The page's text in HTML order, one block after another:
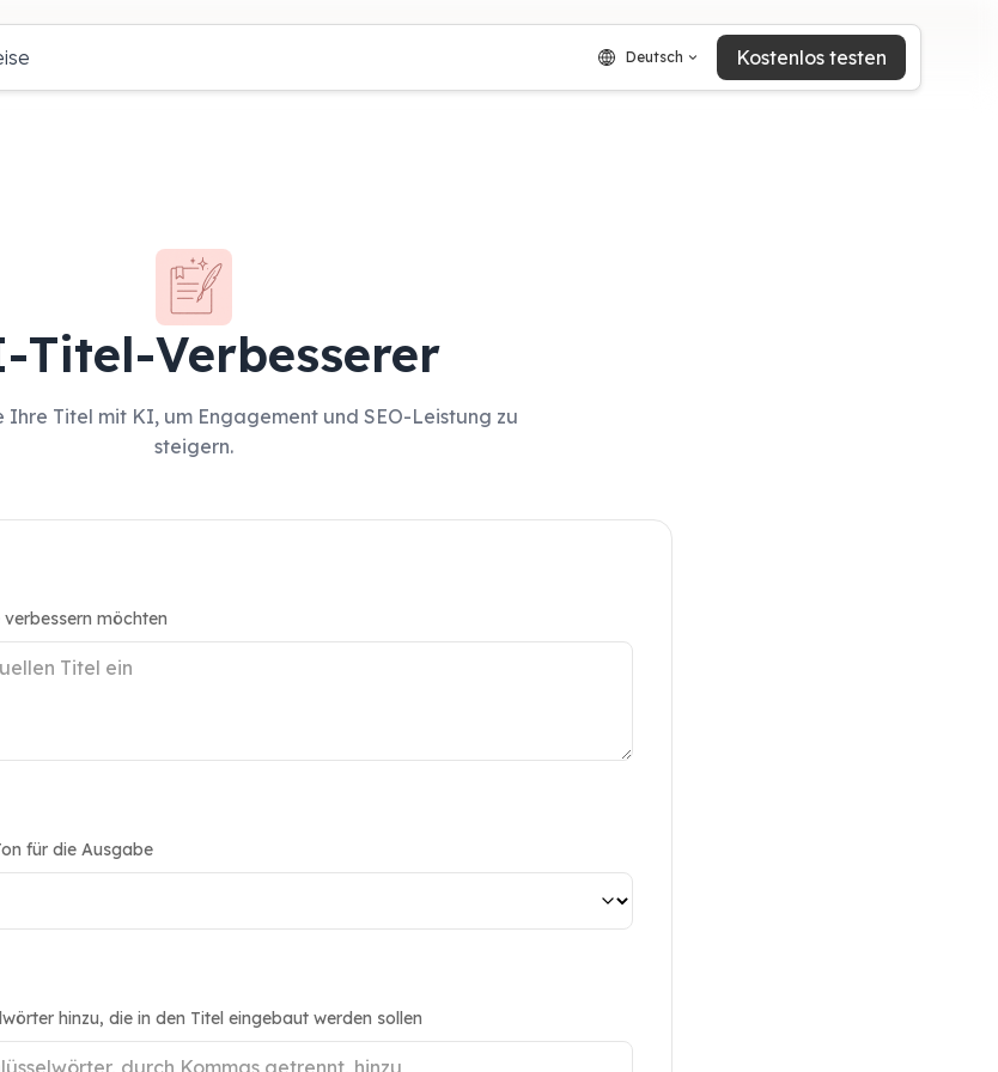
Deutsch Kostenlos testen
Titel-Verbesserer
Ihre Titel mit KI, um Engagement und SEO-Leistung zu
steigern.
verbessern möchten
für die Ausgabe
hinzu, die in den Titel eingebaut werden sollen